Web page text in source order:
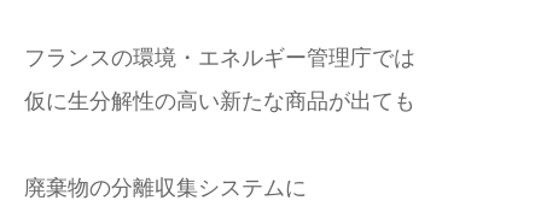
フランスの環境・エネルギー管理庁では
仮に生分解性の高い新たな商品が出ても
廃棄物の分離収集システムに